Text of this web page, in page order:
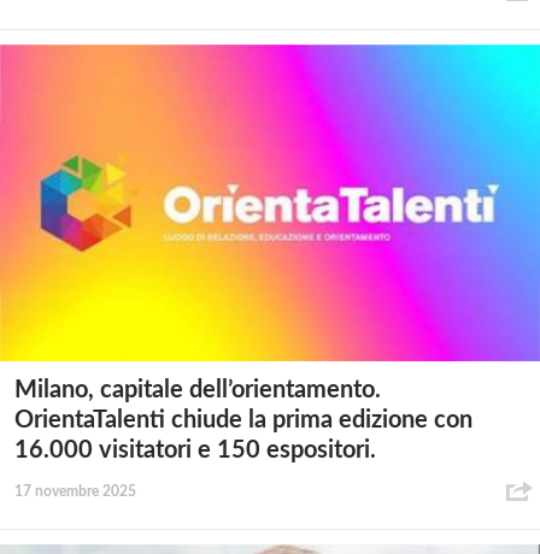
Milano, capitale dell’orientamento.
OrientaTalenti chiude la prima edizione con
16.000 visitatori e 150 espositori.
17 novembre 2025